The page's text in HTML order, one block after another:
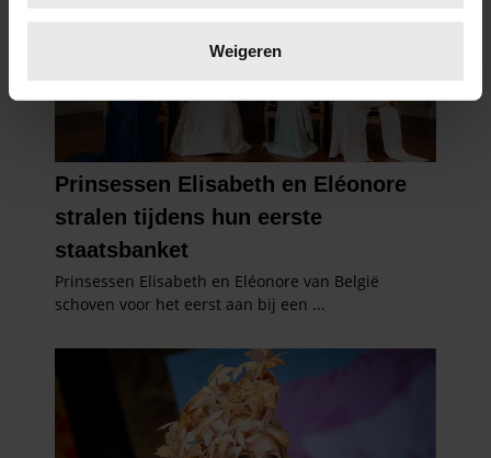
verwerkt en stel uw voorkeuren in het
intrekken in de Cookieverklaring.
We gebruiken cookies om content en advertenties te
personaliseren, om functies voor social media te bieden
informatie over uw gebruik van onze site met onze
partners voor social media, adverteren en analyse. Deze
partners kunnen deze gegevens combineren met andere
informatie die u aan ze heeft verstrekt of die ze hebben
gaat akkoord met onze cookies als u onze website blijft
Weigeren